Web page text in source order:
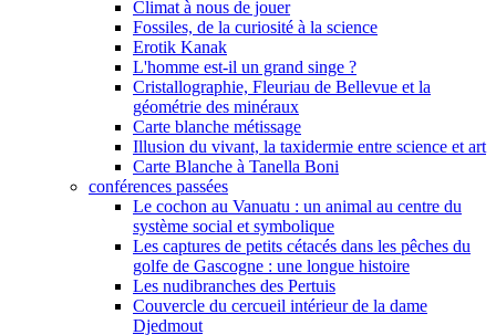
Climat à nous de jouer
Fossiles, de la curiosité à la science
Erotik Kanak
L'homme est-il un grand singe ?
Cristallographie, Fleuriau de Bellevue et la
géométrie des minéraux
Carte blanche métissage
Illusion du vivant, la taxidermie entre science et art
Carte Blanche à Tanella Boni
conférences passées
Le cochon au Vanuatu : un animal au centre du
système social et symbolique
Les captures de petits cétacés dans les pêches du
golfe de Gascogne : une longue histoire
Les nudibranches des Pertuis
Couvercle du cercueil intérieur de la dame
Djedmout